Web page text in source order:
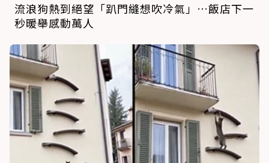
流浪狗熱到絕望「趴門縫想吹冷氣」…飯店下一
秒暖舉感動萬人